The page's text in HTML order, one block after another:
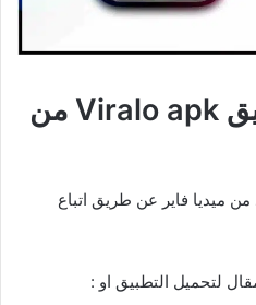
طريقة تحميل تطبيق Viralo apk من
من ميديا فاير عن طريق اتباع
لتحميل التطبيق او :